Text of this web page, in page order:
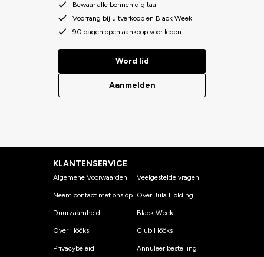
Bewaar alle bonnen digitaal
Voorrang bij uitverkoop en Black Week
90 dagen open aankoop voor leden
Word lid
Aanmelden
KLANTENSERVICE
Algemene Voorwaarden
Neem contact met ons op
Duurzaamheid
Over Hööks
Privacybeleid
Veelgestelde vragen
Over Jula Holding
Black Week
Club Hööks
Annuleer bestelling